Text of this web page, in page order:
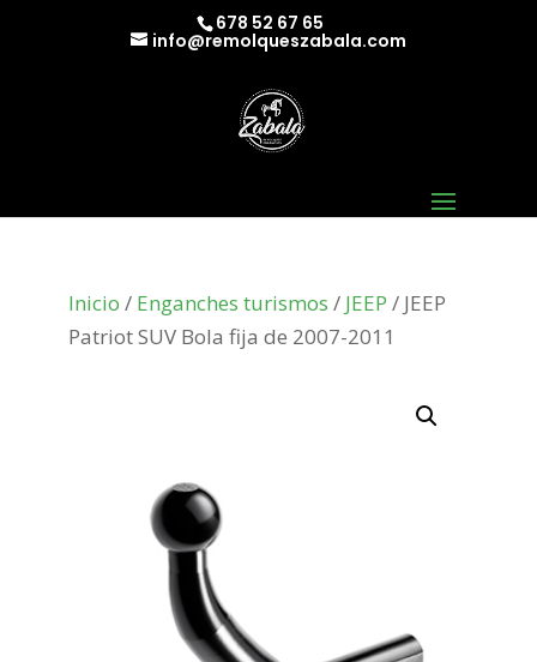
678 52 67 65
info@remolqueszabala.com
Inicio / Enganches turismos / JEEP / JEEP
Patriot SUV Bola fija de 2007-2011